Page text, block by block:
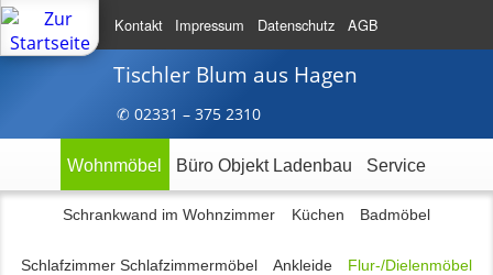
Kontakt Impressum Datenschutz AGB
Tischler Blum aus Hagen
✆ 02331 – 375 2310
Wohnmöbel Büro Objekt Ladenbau Service
Schrankwand im Wohnzimmer Küchen Badmöbel
Schlafzimmer Schlafzimmermöbel Ankleide Flur-/Dielenmöbel